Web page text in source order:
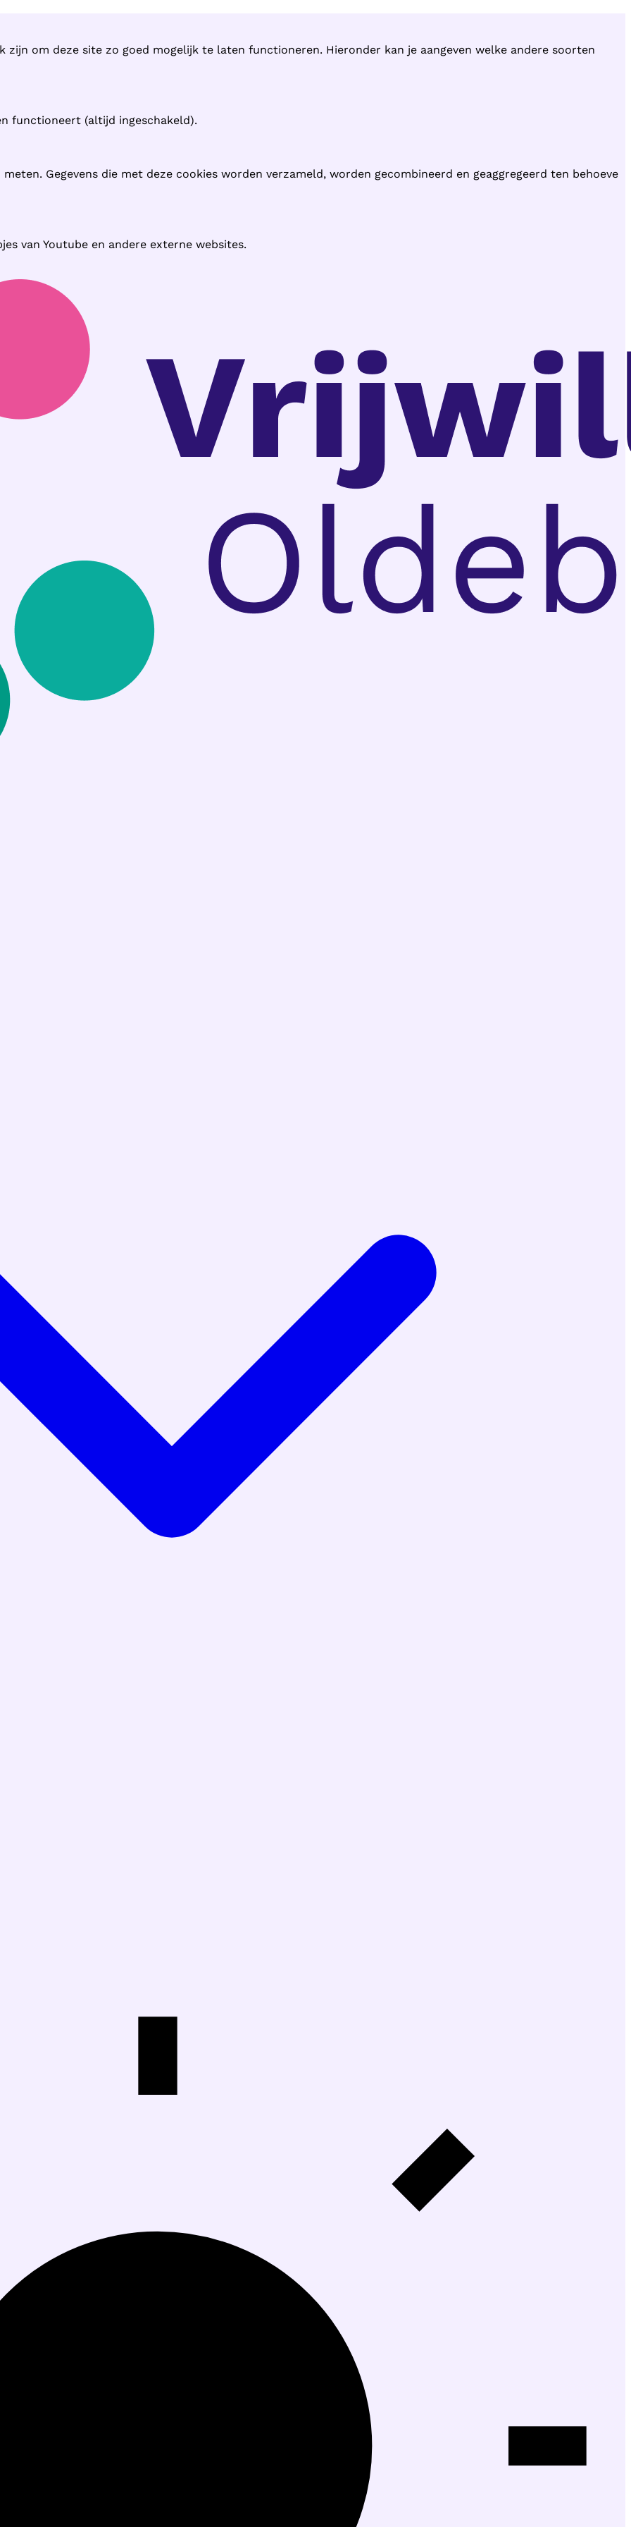
zijn om deze site zo goed mogelijk te laten functioneren. Hieronder kan je aangeven welke andere soorten
functioneert (altijd ingeschakeld).
Gegevens die met deze cookies worden verzameld, worden gecombineerd en geaggregeerd ten behoeve
van Youtube en andere externe websites.